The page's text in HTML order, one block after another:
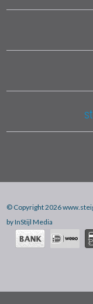
© Copyright 2026
byInStijl Media